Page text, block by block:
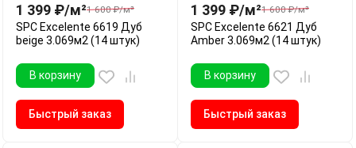
1 399 ₽/м²1 600 ₽/м²
SPC Excelente 6619 Дуб
beige 3.069м2 (14 штук)
В корзину
Быстрый заказ
1 399 ₽/м²1 600 ₽/м²
SPC Excelente 6621 Дуб
Amber 3.069м2 (14 штук)
В корзину
Быстрый заказ